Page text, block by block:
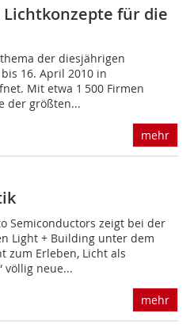
für die
der diesjährigen
16. April 2010 in
Mit etwa 1 500 Firmen
der größten...
mehr
Semiconductors zeigt bei der
Light + Building unter dem
zum Erleben, Licht als
völlig neue...
mehr